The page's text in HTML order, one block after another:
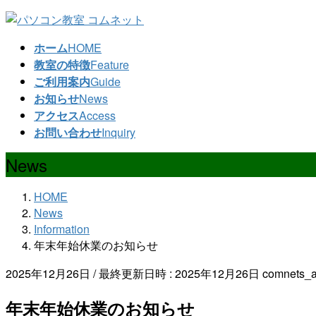
コ
ッ
プ
ナ
移
動
ホームHOME
教室の特徴Feature
ご利用案内Guide
お知らせNews
アクセスAccess
お問い合わせInquiry
News
HOME
News
Information
年末年始休業のお知らせ
2025年12月26日 / 最終更新日時 : 2025年12月26日
年末年始休業のお知らせ